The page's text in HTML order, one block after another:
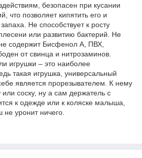
безопасен при кусании
что позволяет кипятить его и
Не способствует к росту
или развитию бактерий. Не
содержит Бисфенол А, ПВХ,
от свинца и нитрозаминов.
игрушки – это наиболее
такая игрушка, универсальный
является прорезывателем. К нему
соску, ну а сам держатель с
к одежде или к коляске малыша,
уронит ничего.